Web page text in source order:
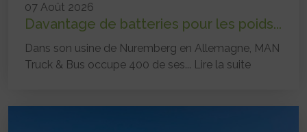
07 Août 2026
Davantage de batteries pour les poids...
Dans son usine de Nuremberg en Allemagne, MAN
Truck & Bus occupe 400 de ses... Lire la suite